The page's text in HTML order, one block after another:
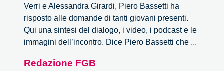
Verri e Alessandra Girardi, Piero Bassetti ha
risposto alle domande di tanti giovani presenti.
Qui una sintesi del dialogo, i video, i podcast e le
immagini dell’incontro. Dice Piero Bassetti che ...
Redazione FGB